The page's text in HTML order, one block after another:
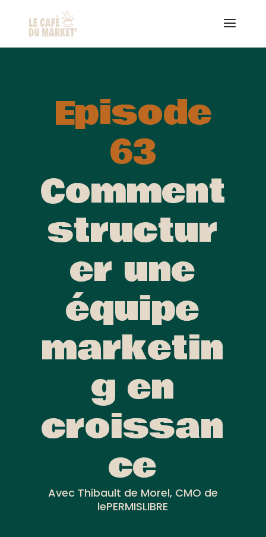
Episode
63
Comment
structur
er une
équipe
marketin
g en
croissan
ce
Avec Thibault de Morel, CMO de
lePERMISLIBRE